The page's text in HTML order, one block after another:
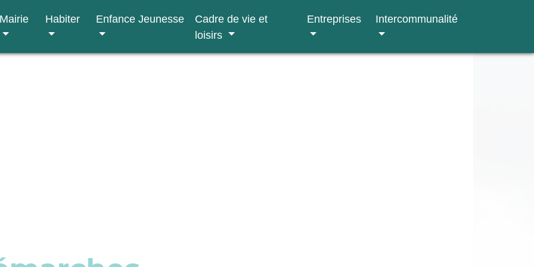
Mairie Habiter Enfance Jeunesse
Cadre de vie et
loisirs
Entreprises Intercommunalité